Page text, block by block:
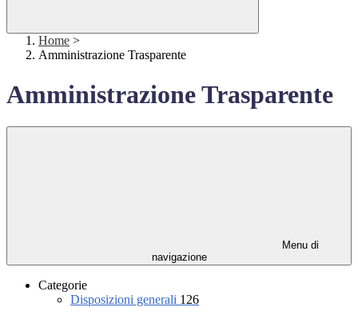
Home >
Amministrazione Trasparente
Amministrazione Trasparente
Menu di
navigazione
Categorie
Disposizioni generali 126